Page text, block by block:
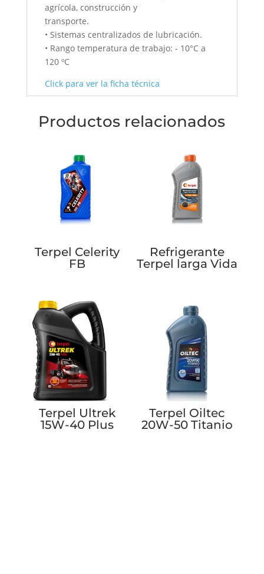
agrícola, construcción y
transporte.
• Sistemas centralizados de lubricación.
• Rango temperatura de trabajo: - 10°C a
120 ºC
Click para ver la ficha técnica
Productos relacionados
Terpel Celerity
FB
Refrigerante
Terpel larga Vida
Terpel Ultrek
15W-40 Plus
Terpel Oiltec
20W-50 Titanio